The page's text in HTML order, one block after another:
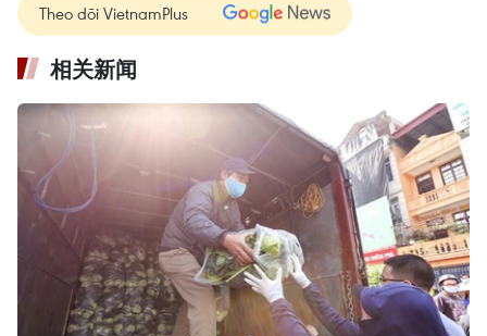
Theo dõi VietnamPlus
相关新闻